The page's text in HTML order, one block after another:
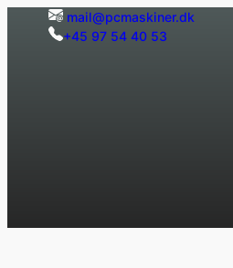
Hopp
mail@pcmaskiner.dk
+45 97 54 40 53